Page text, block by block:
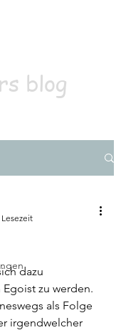
blog
bewertet.
dazu
zu werden.
als Folge
irgendwelcher